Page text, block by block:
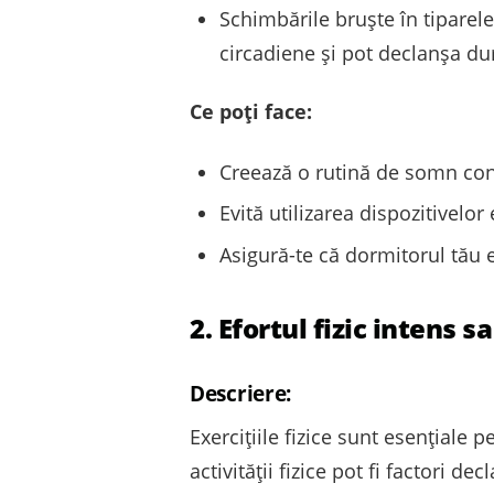
Schimbările bruște în
circadiene și pot declanșa
Ce poți face:
Creează o rutină de somn
Evită utilizarea
Asigură-te că dormitorul tău
2. Efortul fizic intens
Descriere:
Exercițiile fizice sunt esențiale
activității fizice pot fi factori